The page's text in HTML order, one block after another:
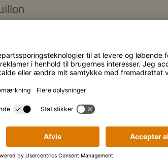
Naturligt Brygget Sojasauce
persille